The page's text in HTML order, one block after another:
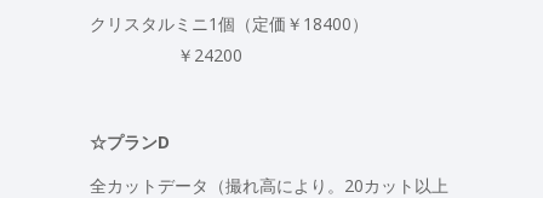
クリスタルミニ1個（定価￥18400）
￥24200
☆プランD
全カットデータ（撮れ高により。20カット以上